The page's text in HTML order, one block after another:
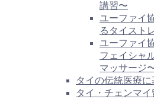
講習〜
ユーファイ
るタイスト
ユーファイ
フェイシャ
マッサージ
タイの伝統医療
タイ・チェンマイ